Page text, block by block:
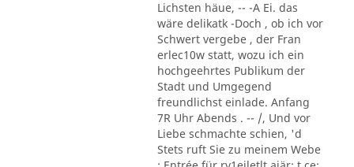
Lichsten häue, -- -A Ei. das
wäre delikatk -Doch , ob ich vor
Schwert vergebe , der Fran
erlec10w statt, wozu ich ein
hochgeehrtes Publikum der
Stadt und Umgegend
freundlichst einlade. Anfang
7R Uhr Abends . -- /, Und vor
Liebe schmachte schien, 'd
Stets ruft Sie zu meinem Webe